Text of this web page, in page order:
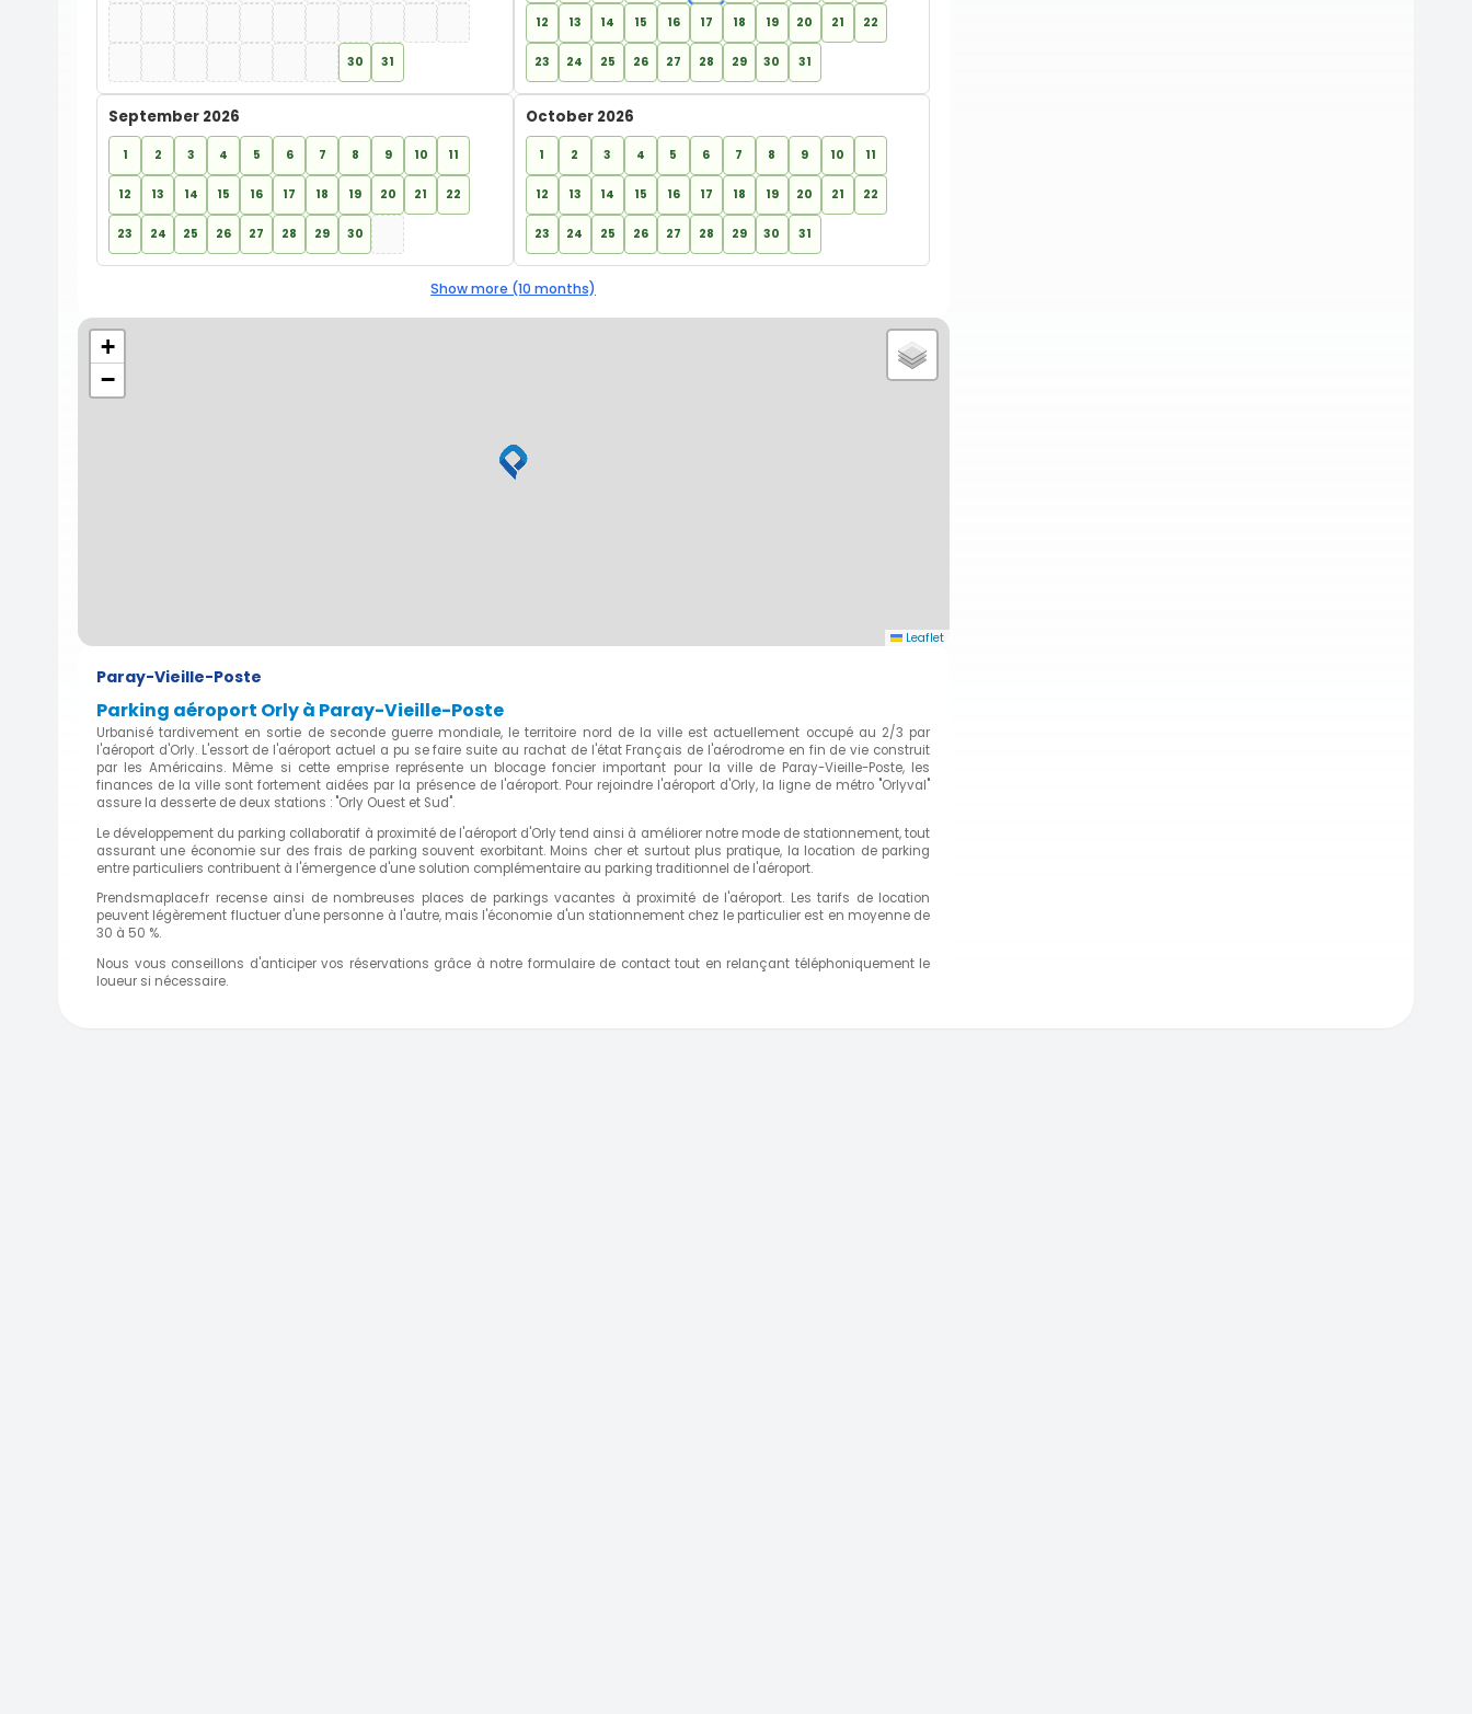
30 31
12 13 14 15 16 17 18 19 20 21 22
23 24 25 26 27 28 29 30 31
September 2026
1 2 3 4 5 6 7 8 9 10 11
12 13 14 15 16 17 18 19 20 21 22
23 24 25 26 27 28 29 30
October 2026
1 2 3 4 5 6 7 8 9 10 11
12 13 14 15 16 17 18 19 20 21 22
23 24 25 26 27 28 29 30 31
Show more (10 months)
+
−
Leaflet
Paray-Vieille-Poste
Parking aéroport Orly à Paray-Vieille-Poste
Urbanisé tardivement en sortie de seconde guerre mondiale, le territoire nord de la ville est actuellement occupé au 2/3 par
l'aéroport d'Orly. L'essort de l'aéroport actuel a pu se faire suite au rachat de l'état Français de l'aérodrome en fin de vie construit
par les Américains. Même si cette emprise représente un blocage foncier important pour la ville de Paray-Vieille-Poste, les
finances de la ville sont fortement aidées par la présence de l'aéroport. Pour rejoindre l'aéroport d'Orly, la ligne de métro "Orlyval"
assure la desserte de deux stations : "Orly Ouest et Sud".
Le développement du parking collaboratif à proximité de l'aéroport d'Orly tend ainsi à améliorer notre mode de stationnement, tout
assurant une économie sur des frais de parking souvent exorbitant. Moins cher et surtout plus pratique, la location de parking
entre particuliers contribuent à l'émergence d'une solution complémentaire au parking traditionnel de l'aéroport.
Prendsmaplace.fr recense ainsi de nombreuses places de parkings vacantes à proximité de l'aéroport. Les tarifs de location
peuvent légèrement fluctuer d'une personne à l'autre, mais l'économie d'un stationnement chez le particulier est en moyenne de
30 à 50 %.
Nous vous conseillons d'anticiper vos réservations grâce à notre formulaire de contact tout en relançant téléphoniquement le
loueur si nécessaire.